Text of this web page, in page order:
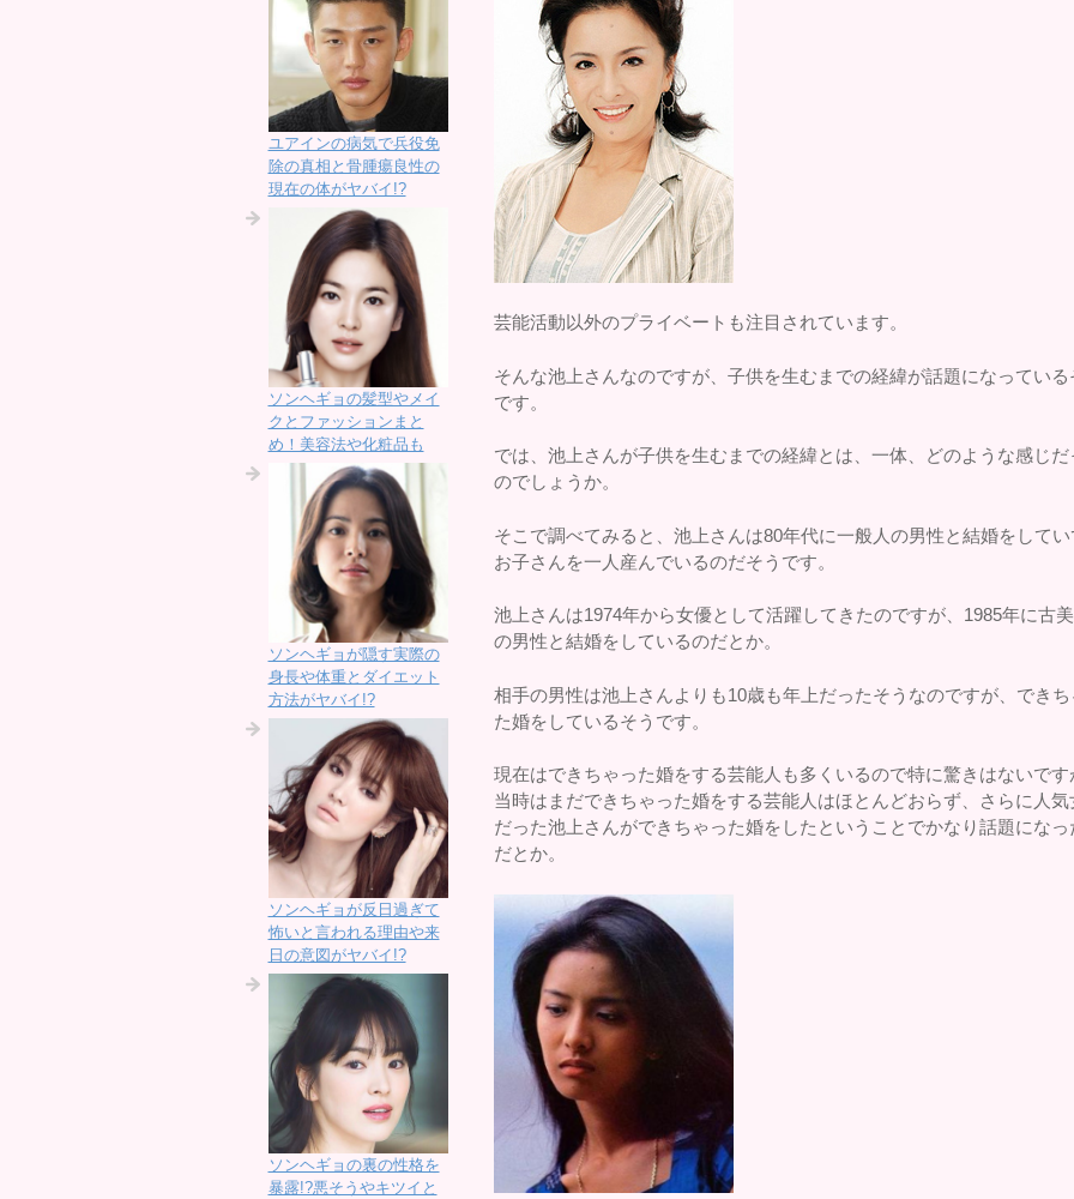
芸能活動以外のプライベートも注目されています。
そんな池上さんなのですが、子供を生むまでの経緯が話題になっている
です。
では、池上さんが子供を生むまでの経緯とは、一体、どのような感じだ
のでしょうか。
そこで調べてみると、池上さんは80年代に一般人の男性と結婚をして
お子さんを一人産んでいるのだそうです。
池上さんは1974年から女優として活躍してきたのですが、1985年に古
の男性と結婚をしているのだとか。
相手の男性は池上さんよりも10歳も年上だったそうなのですが、でき
た婚をしているそうです。
現在はできちゃった婚をする芸能人も多くいるので特に驚きはないです
当時はまだできちゃった婚をする芸能人はほとんどおらず、さらに人気
だった池上さんができちゃった婚をしたということでかなり話題になっ
だとか。
ユアインの病気で兵役免
除の真相と骨腫瘍良性の
現在の体がヤバイ!?
ソンヘギョの髪型やメイ
クとファッションまと
め！美容法や化粧品も
ソンヘギョが隠す実際の
身長や体重とダイエット
方法がヤバイ!?
ソンヘギョが反日過ぎて
怖いと言われる理由や来
日の意図がヤバイ!?
ソンヘギョの裏の性格を
暴露!?悪そうやキツイと